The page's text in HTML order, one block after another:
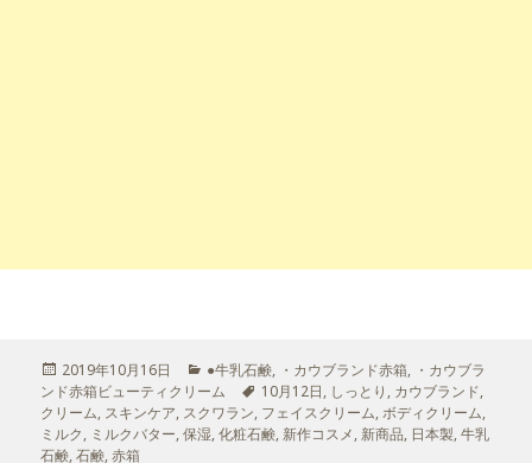
投
稿
日:
2019年10月16日
カ
テ
ゴ
リ
●牛乳石鹸, ・カウブランド赤箱, ・カウブラ
ンド赤箱ビューティクリーム
タ
グ
10月12日, しっとり , カウブランド,
クリーム, スキンケア, スクワラン, フェイスクリーム,ボディクリーム,
ミルク, ミルクバター,保湿,化粧石鹸, 新作コスメ, 新商品, 日本製,牛乳
石鹸,石鹸,赤箱